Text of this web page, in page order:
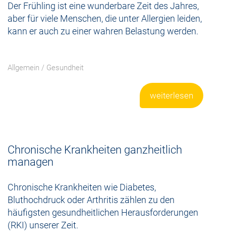
Der Frühling ist eine wunderbare Zeit des Jahres,
aber für viele Menschen, die unter Allergien leiden,
kann er auch zu einer wahren Belastung werden.
Allgemein / Gesundheit
weiterlesen
Chronische Krankheiten ganzheitlich
managen
Chronische Krankheiten wie Diabetes,
Bluthochdruck oder Arthritis zählen zu den
häufigsten gesundheitlichen Herausforderungen
(RKI) unserer Zeit.